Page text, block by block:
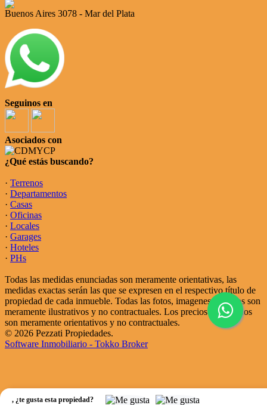
, ¿te gusta esta propiedad?
Buenos Aires 3078 - Mar del Plata
Seguinos en
Asociados con
¿Qué estás buscando?
· Terrenos
· Departamentos
· Casas
· Oficinas
· Locales
· Garages
· Hoteles
· PHs
Todas las medidas enunciadas son meramente orientativas, las
medidas exactas serán las que se expresen en el respectivo título de
propiedad de cada inmueble. Todas las fotos, imagenes y videos son
meramente ilustrativos y no contractuales. Los precios enunciados
son meramente orientativos y no contractuales.
© 2026 Pezzati Propiedades.
Software Inmobiliario - Tokko Broker